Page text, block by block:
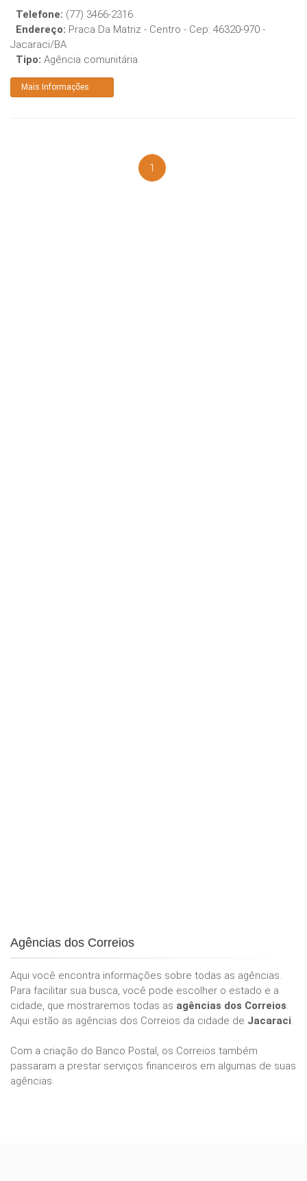
Telefone: (77) 3466-2316
Endereço: Praca Da Matriz - Centro - Cep: 46320-970 -
Jacaraci/BA
Tipo: Agência comunitária
Mais Informações
1
Agências dos Correios
Aqui você encontra informações sobre todas as agências.
Para facilitar sua busca, você pode escolher o estado e a
cidade, que mostraremos todas as agências dos Correios.
Aqui estão as agências dos Correios da cidade de Jacaraci.
Com a criação do Banco Postal, os Correios também
passaram a prestar serviços financeiros em algumas de suas
agências.